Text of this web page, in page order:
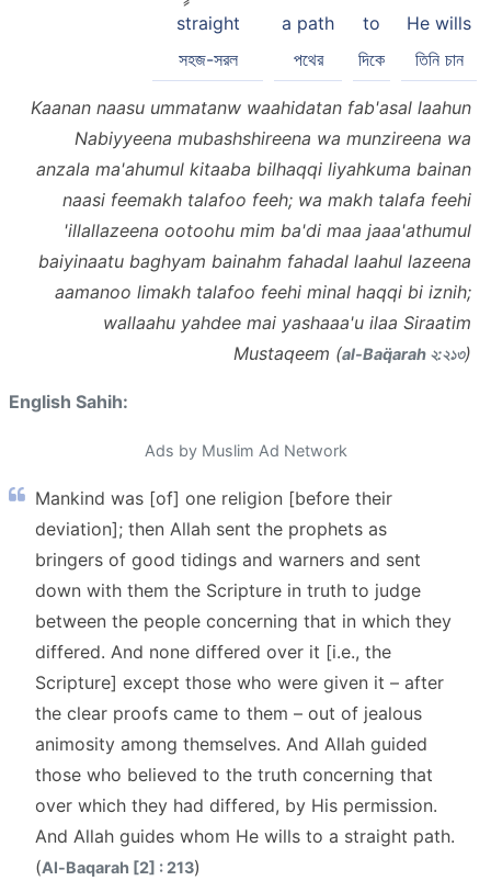
He wills
তিনি চান
to
দিকে
a path
পথের
straight
সহজ-সরল
Kaanan naasu ummatanw waahidatan fab'asal laahun
Nabiyyeena mubashshireena wa munzireena wa
anzala ma'ahumul kitaaba bilhaqqi liyahkuma bainan
naasi feemakh talafoo feeh; wa makh talafa feehi
'illallazeena ootoohu mim ba'di maa jaaa'athumul
baiyinaatu baghyam bainahm fahadal laahul lazeena
aamanoo limakh talafoo feehi minal haqqi bi iznih;
wallaahu yahdee mai yashaaa'u ilaa Siraatim
Mustaqeem (al-Baq̈arah ২:২১৩)
English Sahih:
Ads by Muslim Ad Network
Mankind was [of] one religion [before their
deviation]; then Allah sent the prophets as
bringers of good tidings and warners and sent
down with them the Scripture in truth to judge
between the people concerning that in which they
differed. And none differed over it [i.e., the
Scripture] except those who were given it – after
the clear proofs came to them – out of jealous
animosity among themselves. And Allah guided
those who believed to the truth concerning that
over which they had differed, by His permission.
And Allah guides whom He wills to a straight path.
(Al-Baqarah [2] : 213)